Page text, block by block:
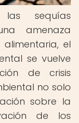
sequías
amenaza
el
se vuelve
de crisis
no solo
sobre la
de los